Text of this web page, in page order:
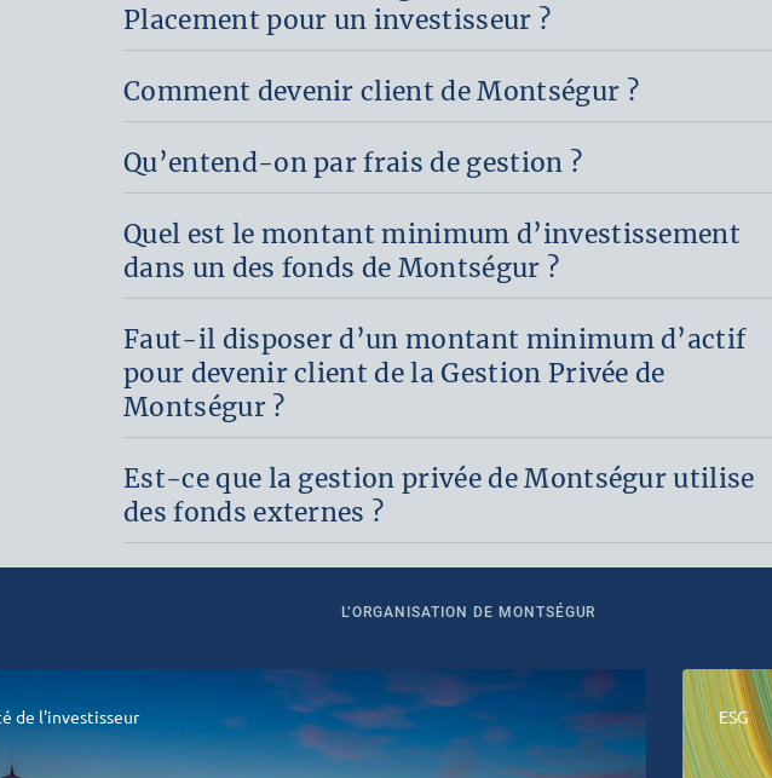
Placement pour un investisseur ?
Comment devenir client de Montségur ?
Qu’entend-on par frais de gestion ?
Quel est le montant minimum d’investissement
dans un des fonds de Montségur ?
Faut-il disposer d’un montant minimum d’actif
pour devenir client de la Gestion Privée de
Montségur ?
Est-ce que la gestion privée de Montségur utilise
des fonds externes ?
L’ORGANISATION DE MONTSÉGUR
de l'investisseur ESG